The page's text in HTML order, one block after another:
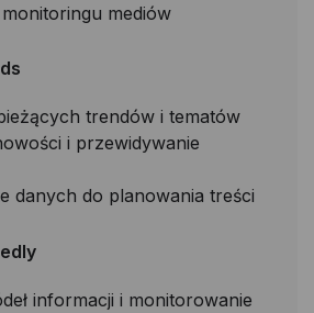
mediów
trendów i tematów
i przewidywanie
danych do planowania treści
informacji i monitorowanie